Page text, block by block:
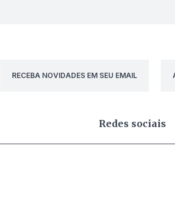
RECEBA NOVIDADES EM SEU EMAIL
Redes sociais